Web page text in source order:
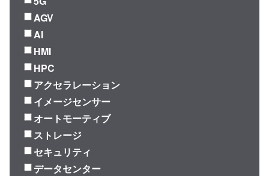
AGV
AI
HMI
HPC
アクセラレーション
イメージセンサー
オートモーティブ
ストレージ
セキュリティ
データセンター